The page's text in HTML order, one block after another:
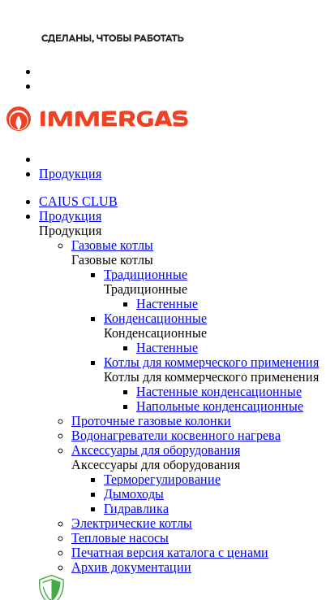
Продукция
CAIUS CLUB
Продукция
Продукция
Газовые котлы
Газовые котлы
Традиционные
Традиционные
Настенные
Конденсационные
Конденсационные
Настенные
Котлы для коммерческого применения
Котлы для коммерческого применения
Настенные конденсационные
Напольные конденсационные
Проточные газовые колонки
Водонагреватели косвенного нагрева
Аксессуары для оборудования
Аксессуары для оборудования
Терморегулирование
Дымоходы
Гидравлика
Электрические котлы
Тепловые насосы
Печатная версия каталога с ценами
Архив документации